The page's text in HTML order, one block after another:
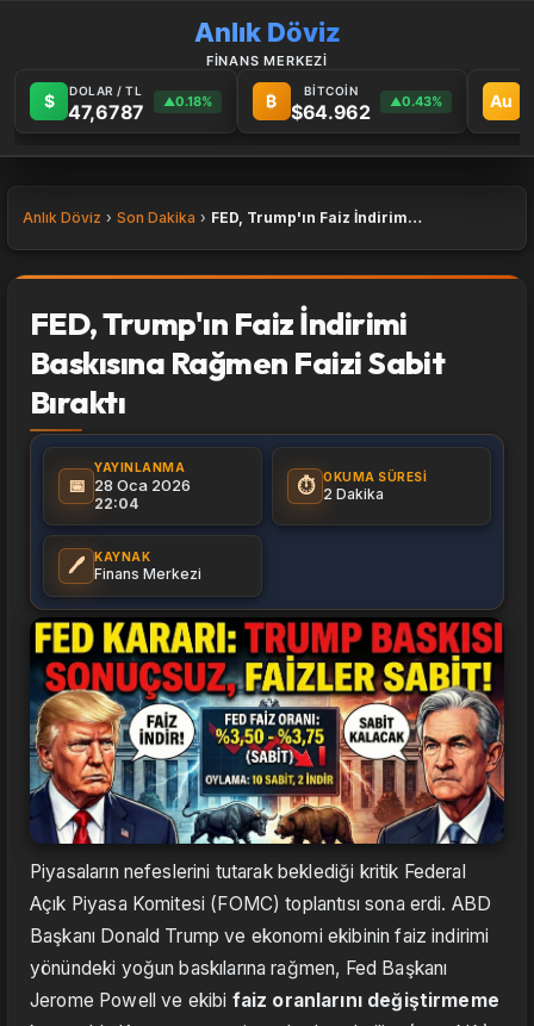
Anlık Döviz
FİNANS MERKEZİ
$ DOLAR / TL
47,6787 ▲0.18% ₿ BİTCOİN
$64.962 ▲0.43% Au
Anlık Döviz Son Dakika FED, Trump'ın Faiz İndirimi Baskısına Rağmen Faizi Sabit Bıraktı
FED, Trump'ın Faiz İndirimi
Baskısına Rağmen Faizi Sabit
Bıraktı
📅
YAYINLANMA
28 Oca 2026
22:04
⏱️ OKUMA SÜRESI
2 Dakika
🖊️ KAYNAK
Finans Merkezi
Piyasaların nefeslerini tutarak beklediği kritik Federal
Açık Piyasa Komitesi (FOMC) toplantısı sona erdi. ABD
Başkanı Donald Trump ve ekonomi ekibinin faiz indirimi
yönündeki yoğun baskılarına rağmen, Fed Başkanı
Jerome Powell ve ekibi faiz oranlarını değiştirmeme